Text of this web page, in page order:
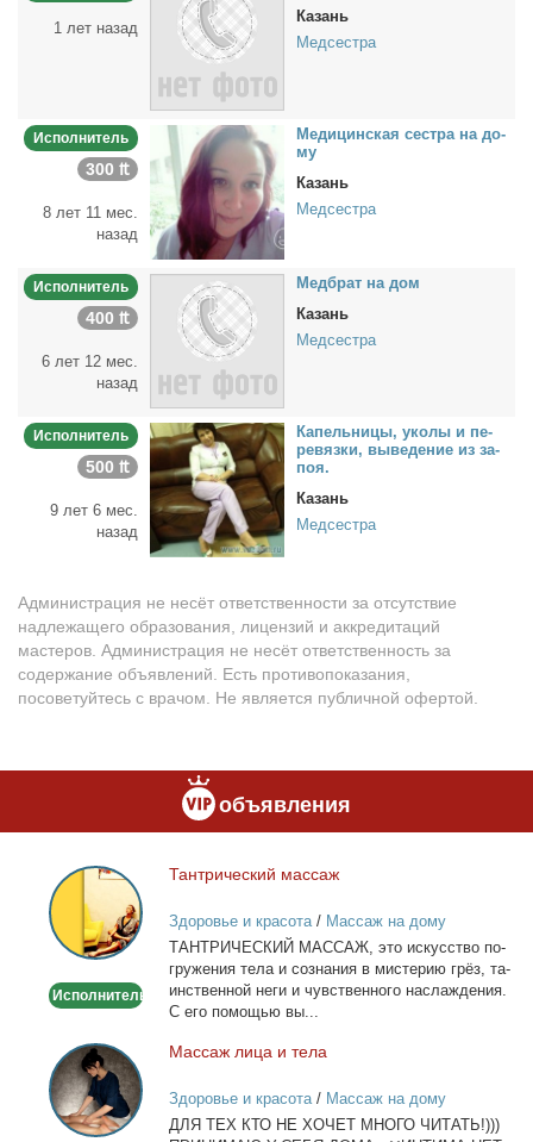
1 лет назад
Казань
Медсестра
Исполнитель
300 ₶
8 лет 11 мес.
назад
Ме­ди­цин­ская сест­ра на до­
му
Казань
Медсестра
Исполнитель
400 ₶
6 лет 12 мес.
назад
Мед­брат на дом
Казань
Медсестра
Исполнитель
500 ₶
9 лет 6 мес.
назад
Ка­пель­ни­цы, уко­лы и пе­
ре­вяз­ки, вы­ве­де­ние из за­
поя.
Казань
Медсестра
Администрация не несёт ответственности за отсутствие
надлежащего образования, лицензий и аккредитаций
мастеров. Администрация не несёт ответственность за
содержание объявлений. Есть противопоказания,
посоветуйтесь с врачом. Не является публичной офертой.
объявления
Тантрический
массаж
Исполнитель
Тан­три­че­ский мас­саж
Здоровье и красота/ Массаж на дому
ТАНТРИЧЕСКИЙ МАССАЖ, это ис­кус­ство по­
гру­же­ния те­ла и со­зна­ния в ми­сте­рию грёз, та­
ин­ствен­ной неги и чув­ствен­но­го на­сла­жде­ния.
С его по­мо­щью вы...
Массаж
лица
и
тела
Мас­саж ли­ца и те­ла
Здоровье и красота/ Массаж на дому
ДЛЯ ТЕХ КТО НЕ ХОЧЕТ МНОГО ЧИТАТЬ!)))